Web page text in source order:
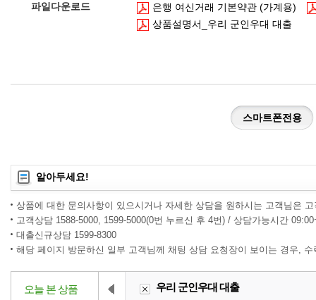
파일다운로드
은행 여신거래 기본약관 (가계용)
상품설명서_우리 군인우대 대출
스마트폰전용
알아두세요!
상품에 대한 문의사항이 있으시거나 자세한 상담을 원하시는 고객님은
고객상담 1588-5000, 1599-5000(0번 누르신 후 4번) / 상담가능시간
대출신규상담 1599-8300
해당 페이지 방문하신 일부 고객님께 채팅 상담 요청장이 보이는 경우,
오늘 본 상품 우리 군인우대 대출